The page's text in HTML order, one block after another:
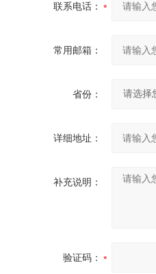
联系电话：
常用邮箱：
省份：
详细地址：
补充说明：
验证码：